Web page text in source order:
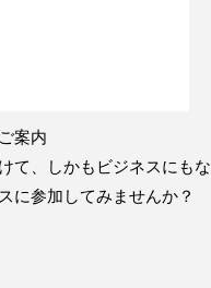
案内
て、しかもビジネスにもな
に参加してみませんか？